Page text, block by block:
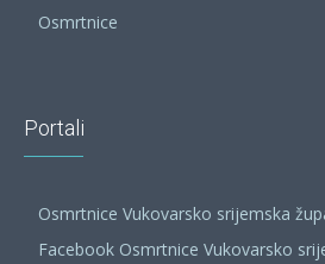
Osmrtnice
Portali
Osmrtnice Vukovarsko srijemska
Facebook Osmrtnice Vukovarsko